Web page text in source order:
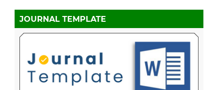
JOURNAL TEMPLATE